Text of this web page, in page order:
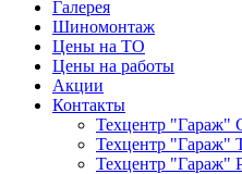
Галерея
Шиномонтаж
Цены на ТО
Цены на работы
Акции
Контакты
Техцентр "Гараж"
Техцентр "Гараж"
Техцентр "Гараж"